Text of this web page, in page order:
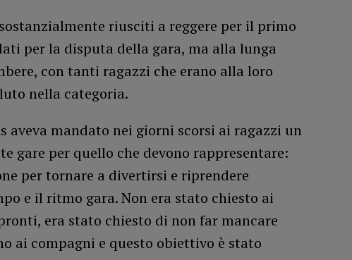
riusciti a reggere per il primo
per la disputa della gara, ma alla lunga
con tanti ragazzi che erano alla loro
nella categoria.
aveva mandato nei giorni scorsi ai ragazzi un
gare per quello che devono rappresentare:
per tornare a divertirsi e riprendere
e il ritmo gara. Non era stato chiesto ai
era stato chiesto di non far mancare
ai compagni e questo obiettivo è stato